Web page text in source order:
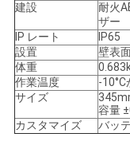
い
引
用
を
建設
耐火
ザー
IP レート
IP65
設置
壁表
体重
作業温度
-10°C
サイズ
容量
カスタマイズ
バッ